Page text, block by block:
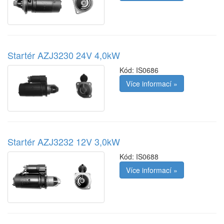
Startér AZJ3230 24V 4,0kW
Kód: IS0686
Více informací »
Startér AZJ3232 12V 3,0kW
Kód: IS0688
Více informací »